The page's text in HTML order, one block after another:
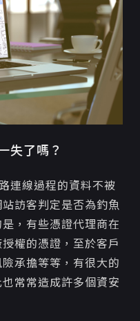
失了嗎？
連線過程的資料不被
訪客判定是否為釣魚
，有些憑證代理商在
權的憑證，至於客戶
承擔等等，有很大的
常常造成許多個資安